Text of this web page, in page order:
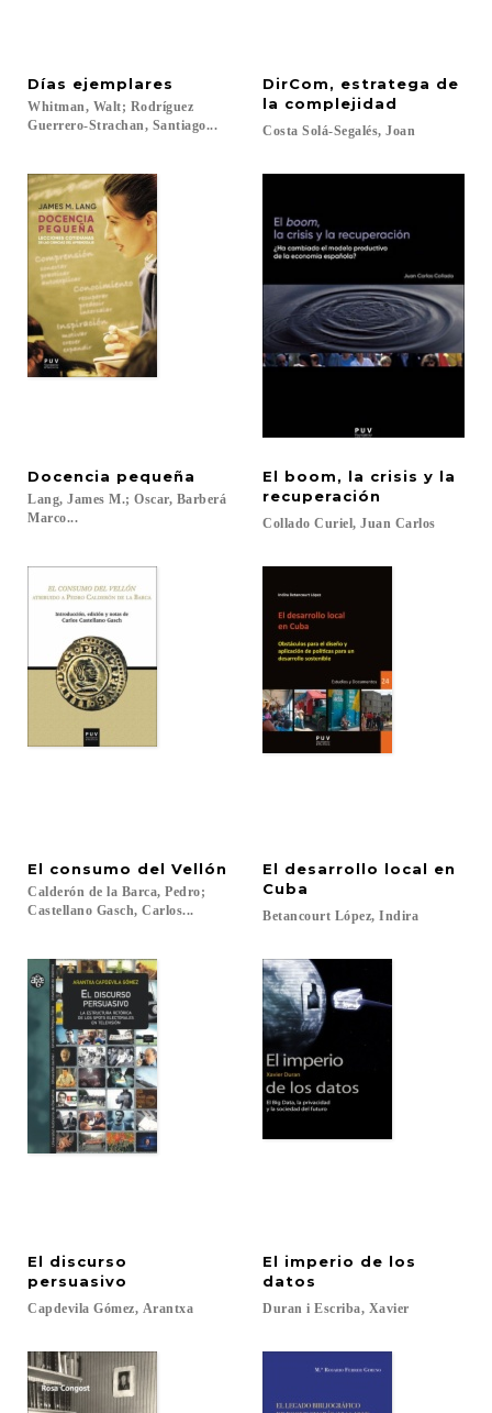
Días ejemplares
Whitman, Walt; Rodríguez
Guerrero-Strachan, Santiago...
DirCom, estratega de
la complejidad
Costa Solá-Segalés, Joan
Docencia pequeña
Lang, James M.; Oscar, Barberá
Marco...
El boom, la crisis y la
recuperación
Collado Curiel, Juan Carlos
El consumo del Vellón
Calderón de la Barca, Pedro;
Castellano Gasch, Carlos...
El desarrollo local en
Cuba
Betancourt López, Indira
El discurso
persuasivo
Capdevila Gómez, Arantxa
El imperio de los
datos
Duran i Escriba, Xavier